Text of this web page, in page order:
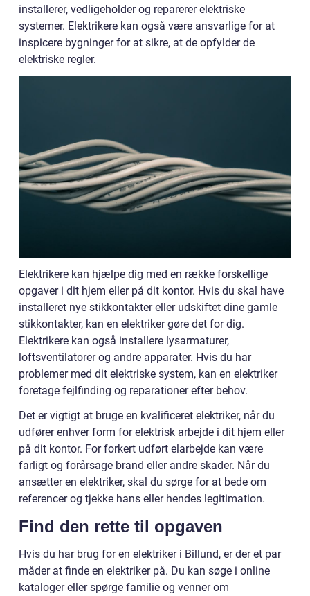
installerer, vedligeholder og reparerer elektriske
systemer. Elektrikere kan også være ansvarlige for at
inspicere bygninger for at sikre, at de opfylder de
elektriske regler.
Elektrikere kan hjælpe dig med en række forskellige
opgaver i dit hjem eller på dit kontor. Hvis du skal have
installeret nye stikkontakter eller udskiftet dine gamle
stikkontakter, kan en elektriker gøre det for dig.
Elektrikere kan også installere lysarmaturer,
loftsventilatorer og andre apparater. Hvis du har
problemer med dit elektriske system, kan en elektriker
foretage fejlfinding og reparationer efter behov.
Det er vigtigt at bruge en kvalificeret elektriker, når du
udfører enhver form for elektrisk arbejde i dit hjem eller
på dit kontor. For forkert udført elarbejde kan være
farligt og forårsage brand eller andre skader. Når du
ansætter en elektriker, skal du sørge for at bede om
referencer og tjekke hans eller hendes legitimation.
Find den rette til opgaven
Hvis du har brug for en elektriker i Billund, er der et par
måder at finde en elektriker på. Du kan søge i online
kataloger eller spørge familie og venner om